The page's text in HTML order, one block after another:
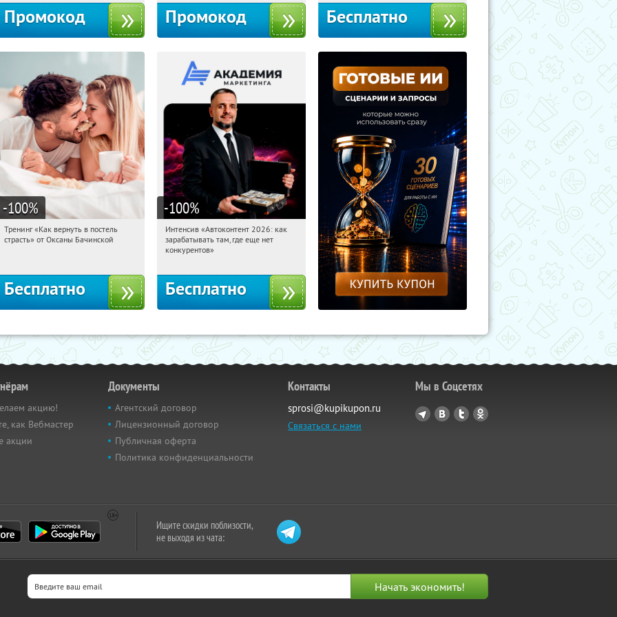
Промокод Промокод Бесплатно
-100%
04:05:03 Получили:
Тренинг «Как вернуть в постель
страсть» от Оксаны Бачинской
Бесплатно
-100%
04:05:03 Получили:
Россия
Интенсив «Автоконтент 2026: как
зарабатывать там, где еще нет
конкурентов»
Бесплатно
акцию!
как Вебмастер
акции
Документы
Агентский договор
Лицензионный договор
Публичная оферта
Политика конфиденциальности
Контакты
sprosi@kupikupon.ru
Связаться с нами
Мы в Соцсетях
Ищите скидки поблизости,
не выходя из чата: